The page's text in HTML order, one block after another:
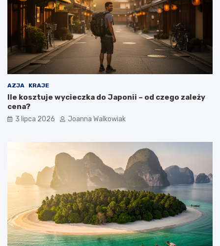
AZJA KRAJE
Ile kosztuje wycieczka do Japonii – od czego zależy
cena?
3 lipca 2026 Joanna Walkowiak